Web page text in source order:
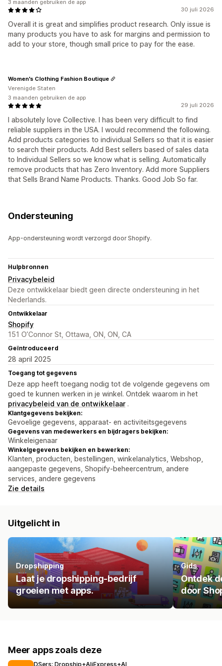
30 juli 2026
Overall it is great and simplifies product research. Only issue is
many products you have to ask for margins and permission to
add to your store, though small price to pay for the ease.
3 maanden gebruiken de app
29 juli 2026
I absolutely love Collective. I has been very difficult to find
reliable suppliers in the USA. I would recommend the following.
Add products categories to individual Sellers so that it is easier
to search their products. Add Best sellers based of sales data
to Individual Sellers so we know what is selling. Automatically
remove products that has Zero Inventory. Add more Suppliers
that Sells Brand Name Products. Thanks. Good Job So far.
Women's Clothing Fashion Boutique
Verenigde Staten
3 maanden gebruiken de app
Ondersteuning
App-ondersteuning wordt verzorgd door Shopify.
Hulpbronnen
Privacybeleid
Deze ontwikkelaar biedt geen directe ondersteuning in het
Nederlands.
Ontwikkelaar
Shopify
151 O’Connor St, Ottawa, ON, ON, CA
Geïntroduceerd
28 april 2025
Toegang tot gegevens
Deze app heeft toegang nodig tot de volgende gegevens om
goed te kunnen werken in je winkel. Ontdek waarom in het
privacybeleid van de ontwikkelaar .
Klantgegevens bekijken:
Gevoelige gegevens, apparaat- en activiteitsgegevens
Gegevens van medewerkers en bijdragers bekijken:
Winkeleigenaar
Winkelgegevens bekijken en bewerken:
Klanten, producten, bestellingen, winkelanalytics, Webshop,
aangepaste gegevens, Shopify-beheercentrum, andere
services, andere gegevens
Zie details
Uitgelicht in
Dropshipping
Laat je dropshipping-bedrijf
groeien met apps.
Gids
Ontdek
door
Meer apps zoals deze
DSers: Dropship+AliExpress+AI